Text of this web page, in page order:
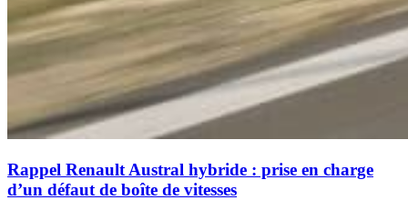
Rappel Renault Austral hybride : prise en charge
d’un défaut de boîte de vitesses